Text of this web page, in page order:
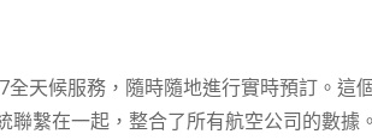
天候服務，隨時隨地進行實時預訂。這
繫在一起，整合了所有航空公司的數據